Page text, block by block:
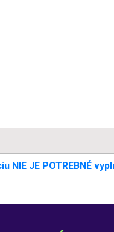
NIE JE POTREBNÉ